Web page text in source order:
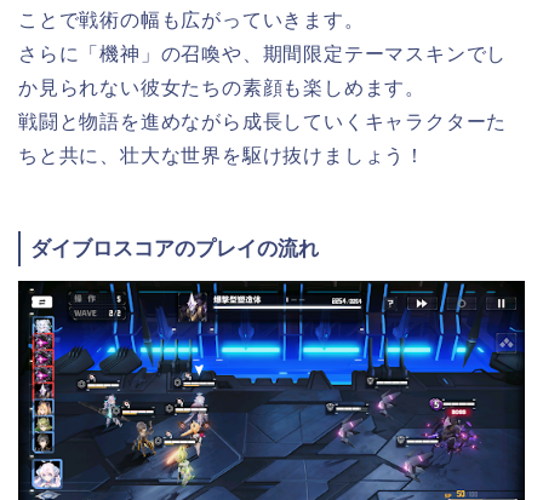
ことで戦術の幅も広がっていきます。
さらに「機神」の召喚や、期間限定テーマスキンでし
か見られない彼女たちの素顔も楽しめます。
戦闘と物語を進めながら成長していくキャラクターた
ちと共に、壮大な世界を駆け抜けましょう！
ダイブロスコアのプレイの流れ